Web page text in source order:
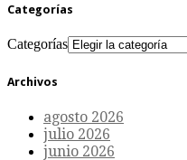
Categorías
Categorías
Archivos
agosto 2026
julio 2026
junio 2026